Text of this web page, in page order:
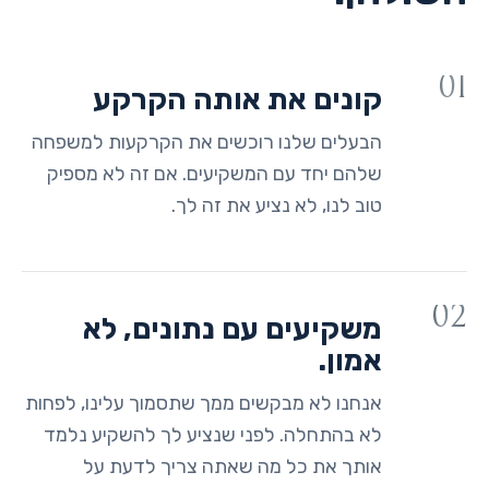
01 קונים את אותה הקרקע
הבעלים שלנו רוכשים את הקרקעות למשפחה
שלהם יחד עם המשקיעים. אם זה לא מספיק
טוב לנו, לא נציע את זה לך.
02
משקיעים עם נתונים, לא
אמון.
אנחנו לא מבקשים ממך שתסמוך עלינו, לפחות
לא בהתחלה. לפני שנציע לך להשקיע נלמד
אותך את כל מה שאתה צריך לדעת על